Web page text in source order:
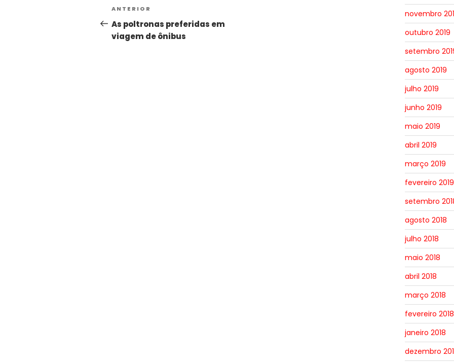
ANTERIOR
As poltronas preferidas em
viagem de ônibus
novembro
outubro 2019
setembro
agosto 2019
julho 2019
junho 2019
maio 2019
abril 2019
março 2019
fevereiro 2019
setembro
agosto 2018
julho 2018
maio 2018
abril 2018
março 2018
fevereiro 2018
janeiro 2018
dezembro